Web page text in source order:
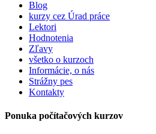
Blog
kurzy cez Úrad práce
Lektori
Hodnotenia
Zľavy
všetko o kurzoch
Informácie, o nás
Strážny pes
Kontakty
Ponuka počítačových kurzov